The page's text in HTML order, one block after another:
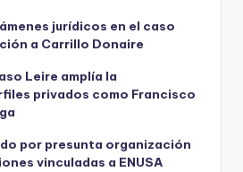
jurídicos en el caso
a Carrillo Donaire
Leire amplía la
privados como Francisco
por presunta organización
vinculadas a ENUSA